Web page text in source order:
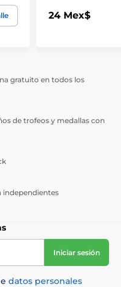
24 Mex$
gratuito en todos los
de trofeos y medallas con
independientes
Iniciar sesión
datos personales